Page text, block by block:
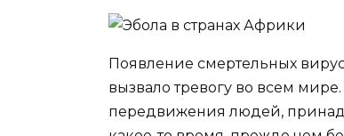
Появление смертельных
вызвало тревогу во всем
передвижения людей,